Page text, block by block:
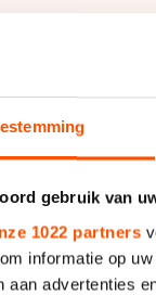
gebruik van
1022 partners
informatie op
aan advertenties
op
A en negen
Lianne